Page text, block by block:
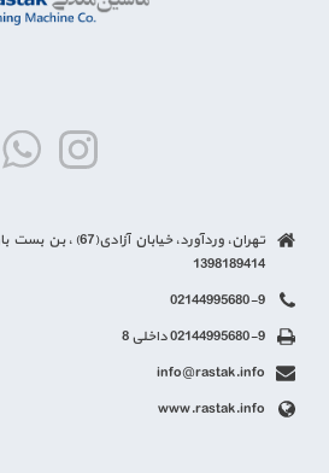
1398189414
02144995680-9
02144995680-9 داخلی 8
info@rastak.info
www.rastak.info